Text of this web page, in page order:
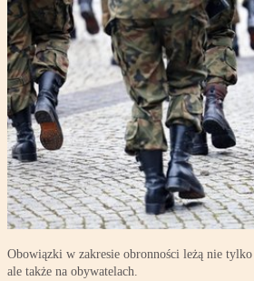
Obowiązki w zakresie obronności leżą nie
ale także na obywatelach.